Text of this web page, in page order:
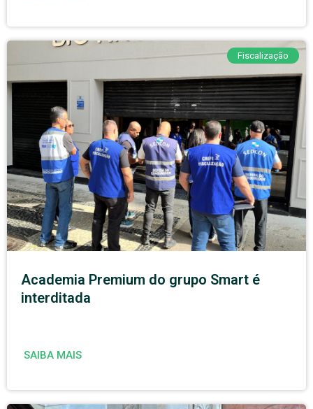
Fiscalização
Academia Premium do grupo Smart é
interditada
SAIBA MAIS